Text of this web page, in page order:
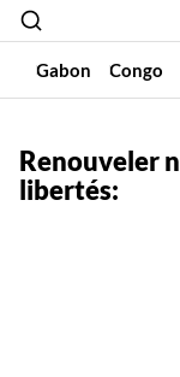
Gabon Congo
Renouveler
libertés: